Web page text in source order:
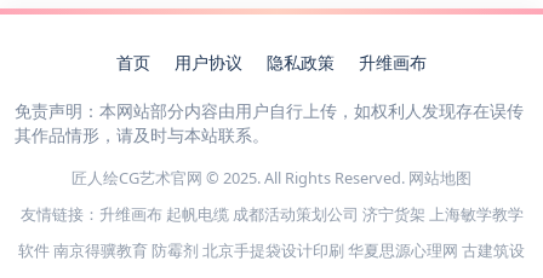
首页 用户协议 隐私政策 升维画布
免责声明：本网站部分内容由用户自行上传，如权利人发现存在误传
其作品情形，请及时与本站联系。
匠人绘CG艺术官网 © 2025. All Rights Reserved. 网站地图
友情链接： 升维画布 起帆电缆 成都活动策划公司 济宁货架 上海敏学教学
软件南京得骥教育 防霉剂 北京手提袋设计印刷 华夏思源心理网 古建筑设